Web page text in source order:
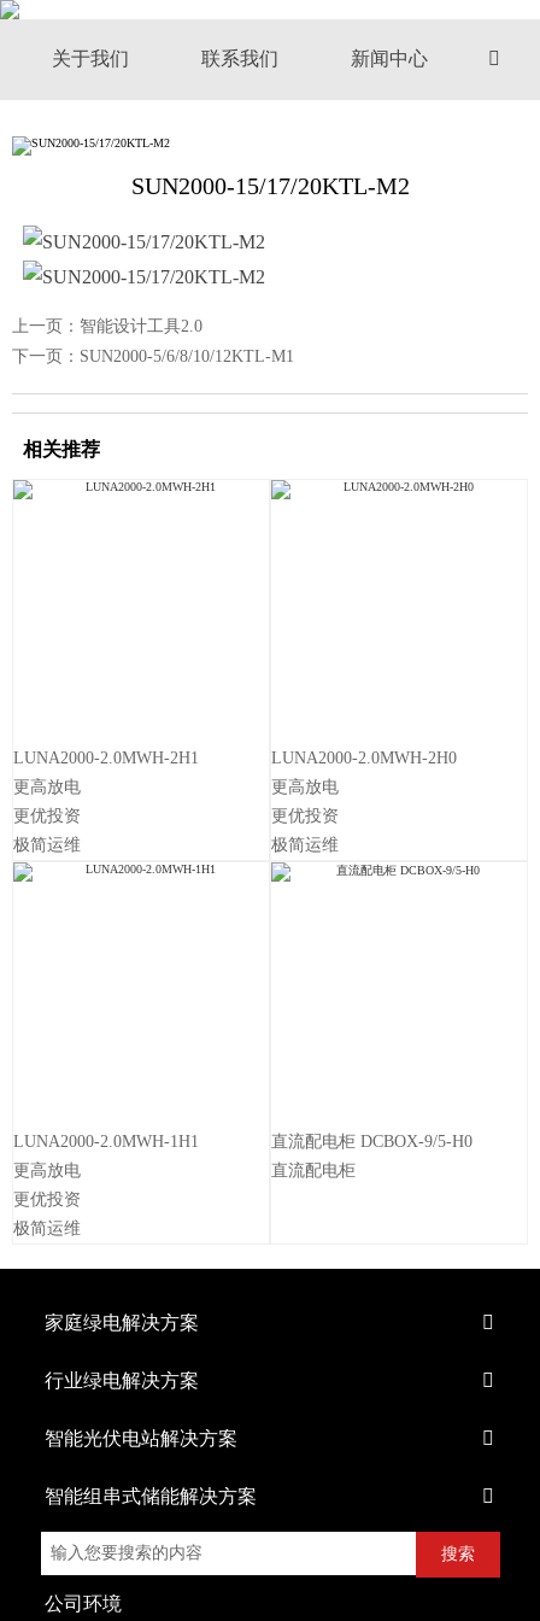
关于我们 联系我们 新闻中心 
SUN2000-15/17/20KTL-M2
上一页： 智能设计工具2.0
下一页： SUN2000-5/6/8/10/12KTL-M1
相关推荐
LUNA2000-2.0MWH-2H1
更高放电
更优投资
极简运维
LUNA2000-2.0MWH-2H0
更高放电
更优投资
极简运维
LUNA2000-2.0MWH-1H1
更高放电
更优投资
极简运维
直流配电柜 DCBOX-9/5-H0
直流配电柜
家庭绿电解决方案 
行业绿电解决方案 
智能光伏电站解决方案 
智能组串式储能解决方案 
搜索
公司环境